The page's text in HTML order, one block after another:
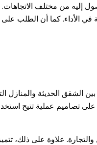
إليه من مختلف
الأداء. كما أن الطلب على
الشقق الحديثة والمنازل
تصاميم عملية تتيح
علاوة على ذلك، تتميز